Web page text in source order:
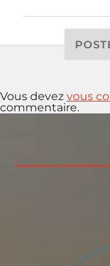
Vous devez vous
commentaire.